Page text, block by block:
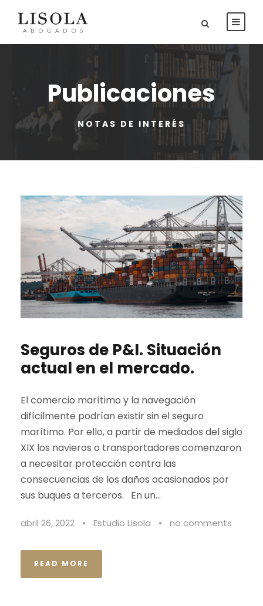
Publicaciones
NOTAS DE INTERÉS
Seguros de P&I. Situación
actual en el mercado.
El comercio marítimo y la navegación
difícilmente podrían existir sin el seguro
marítimo. Por ello, a partir de mediados del siglo
XIX los navieros o transportadores comenzaron
a necesitar protección contra las
consecuencias de los daños ocasionados por
sus buques a terceros. En un...
abril 26, 2022 • Estudio Lisola • no comments
READ MORE